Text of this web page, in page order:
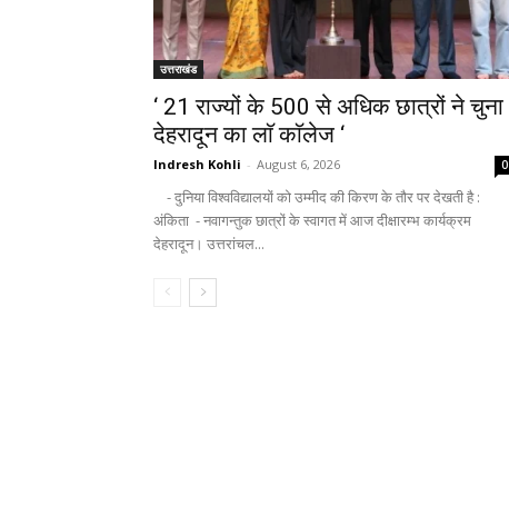
उत्तराखंड
‘ 21 राज्यों के 500 से अधिक छात्रों ने चुना
देहरादून का लाॅ काॅलेज ‘
Indresh Kohli - August 6, 2026 0
- दुनिया विश्वविद्यालयों को उम्मीद की किरण के तौर पर देखती है :
अंकिता - नवागन्तुक छात्रों के स्वागत में आज दीक्षारम्भ कार्यक्रम
देहरादून। उत्तरांचल...